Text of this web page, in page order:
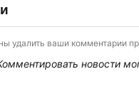
удалить ваши комментарии
новости